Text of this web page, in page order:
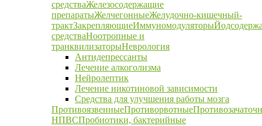
средстваЖелезосодержащие
препаратыЖелчегонныеЖелудочно-кишечный-
трактЗакрепляющиеИммуномодуляторы
средстваНоотропные и
транквилизаторыНеврология
Антидепрессанты
Лечение алкоголизма
Нейролептик
Лечение никотиновой зависимости
Средства для улучшения работы мозга
ПротивоязвенныеПротиворвотные
НПВСПробиотики, бактерийные